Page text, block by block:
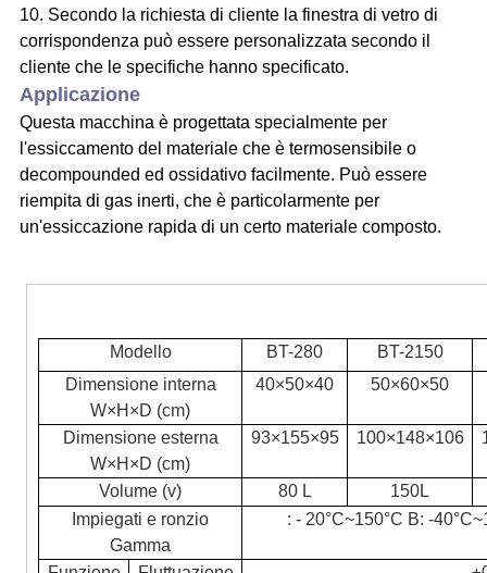
10. Secondo la richiesta di cliente la finestra di vetro di
corrispondenza può essere personalizzata secondo il
cliente che le specifiche hanno specificato.
Applicazione
Questa macchina è progettata specialmente per
l'essiccamento del materiale che è termosensibile o
decompounded ed ossidativo facilmente. Può essere
riempita di gas inerti, che è particolarmente per
un'essiccazione rapida di un certo materiale composto.
Modello BT-280
BT-2150
Dimensione interna
W×H×D (cm)
40×50×40 50×60×50
Dimensione esterna
W×H×D (cm)
93×155×95 100×148×106
Volume (v) 80 L
150L
Impiegati e ronzio
Gamma
: - 20°C~150°C B: -